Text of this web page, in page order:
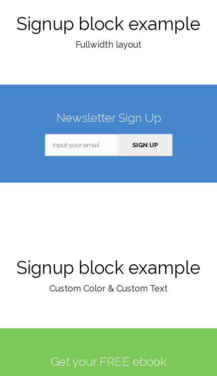
Signup block example
Fullwidth layout
Newsletter Sign Up
Signup block example
Custom Color & Custom Text
Get your FREE ebook